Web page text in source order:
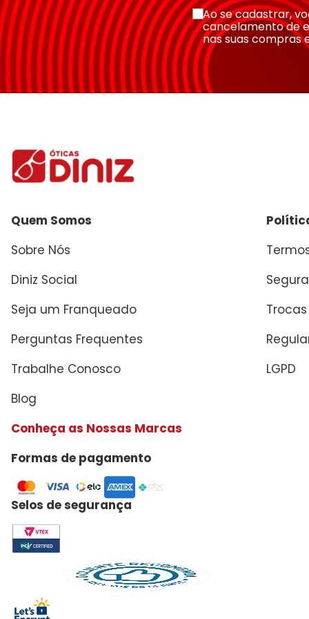
Escreva uma avaliação Ao se cadastrar,
cancelamento de
nas suas compras
Quem Somos
Sobre Nós
Diniz Social
Seja um Franqueado
Perguntas Frequentes
Trabalhe Conosco
Blog
Conheça as Nossas Marcas
LGPD
Formas de pagamento
Selos de segurança